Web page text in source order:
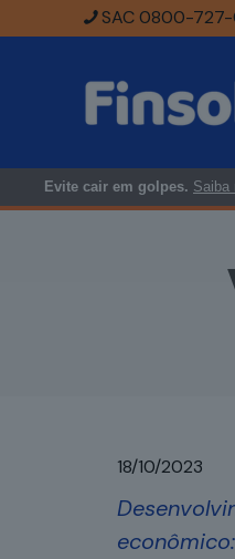
SAC 0800-
Evite cair em golpes. Saiba
18/10/2023